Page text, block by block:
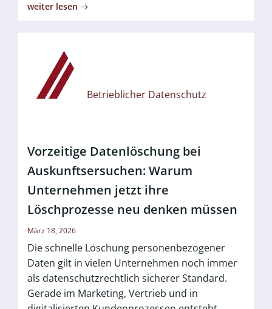
weiter lesen
Betrieblicher Datenschutz
Vorzeitige Datenlöschung bei
Auskunftsersuchen: Warum
Unternehmen jetzt ihre
Löschprozesse neu denken müssen
März 18, 2026
Die schnelle Löschung personenbezogener
Daten gilt in vielen Unternehmen noch immer
als datenschutzrechtlich sicherer Standard.
Gerade im Marketing, Vertrieb und in